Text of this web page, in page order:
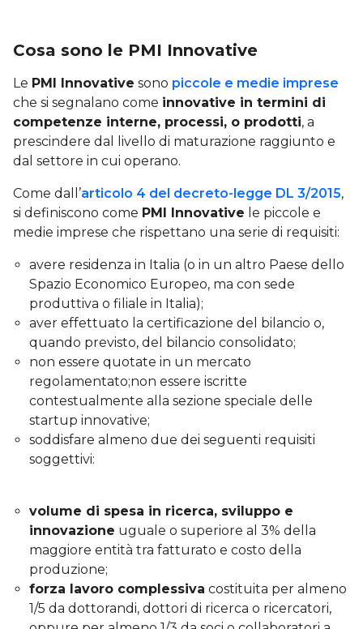
Cosa sono le PMI Innovative
Le PMI Innovative sono piccole e medie imprese
che si segnalano come innovative in termini di
competenze interne, processi, o prodotti, a
prescindere dal livello di maturazione raggiunto e
dal settore in cui operano.
Come dall’articolo 4 del decreto-legge DL 3/2015,
si definiscono come PMI Innovative le piccole e
medie imprese che rispettano una serie di requisiti:
avere residenza in Italia (o in un altro Paese dello
Spazio Economico Europeo, ma con sede
produttiva o filiale in Italia);
aver effettuato la certificazione del bilancio o,
quando previsto, del bilancio consolidato;
non essere quotate in un mercato
regolamentato;non essere iscritte
contestualmente alla sezione speciale delle
startup innovative;
soddisfare almeno due dei seguenti requisiti
soggettivi:
volume di spesa in ricerca, sviluppo e
innovazione uguale o superiore al 3% della
maggiore entità tra fatturato e costo della
produzione;
forza lavoro complessiva costituita per almeno
1/5 da dottorandi, dottori di ricerca o ricercatori,